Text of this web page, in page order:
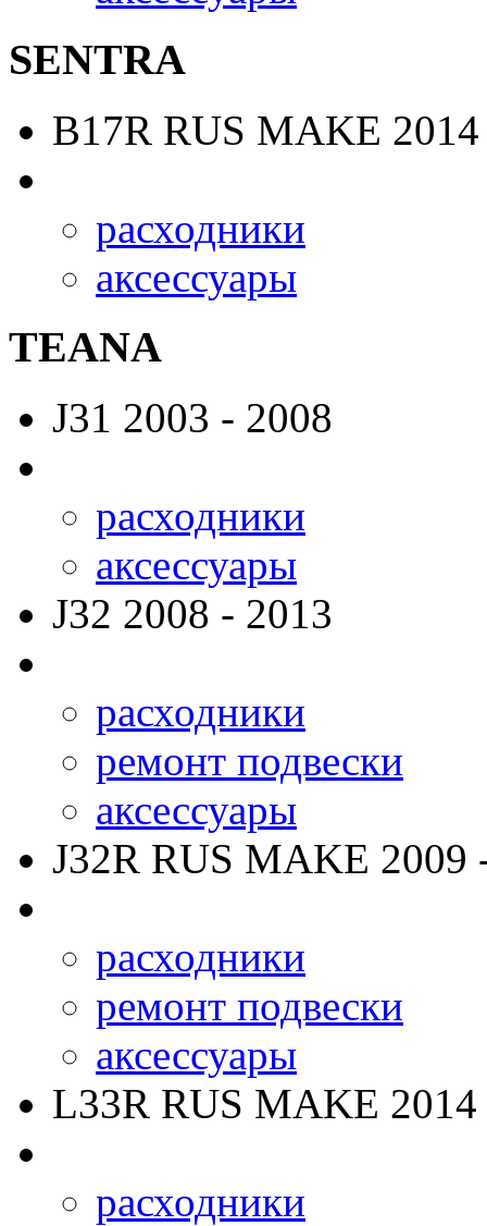
SENTRA
B17R RUS MAKE
расходники
аксессуары
TEANA
J31 2003 - 2008
расходники
аксессуары
J32 2008 - 2013
расходники
ремонт подвески
аксессуары
J32R RUS MAKE 2009
расходники
ремонт подвески
аксессуары
L33R RUS MAKE 2014
расходники